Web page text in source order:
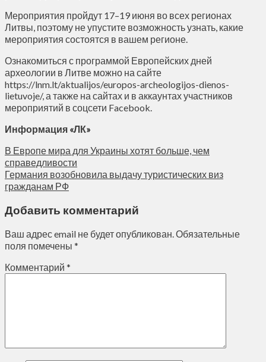
Мероприятия пройдут 17–19 июня во всех регионах
Литвы, поэтому не упустите возможность узнать, какие
мероприятия состоятся в вашем регионе.
Ознакомиться с программой Европейских дней
археологии в Литве можно на сайте
https://lnm.lt/aktualijos/europos-archeologijos-dienos-
lietuvoje/, а также на сайтах и в аккаунтах участников
мероприятий в соцсети Facebook.
Информация «ЛК»
В Европе мира для Украины хотят больше, чем
справедливости
Германия возобновила выдачу туристических виз
гражданам РФ
Добавить комментарий
Ваш адрес email не будет опубликован.Обязательные
поля помечены *
Комментарий *